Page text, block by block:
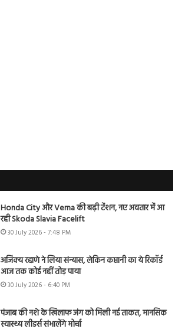
Honda City और Verna की बढ़ी टेंशन, नए अवतार में आ
रही Skoda Slavia Facelift
30 July 2026 - 7:48 PM
अजिंक्य रहाणे ने लिया संन्यास, लेकिन कप्तानी का ये रिकॉर्ड
आज तक कोई नहीं तोड़ पाया
30 July 2026 - 6:40 PM
पंजाब की नशे के खिलाफ जंग को मिली नई ताकत, मानसिक
स्वास्थ्य लीडर्स संभालेंगे मोर्चा